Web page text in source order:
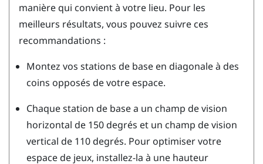
manière qui convient à votre lieu. Pour les
meilleurs résultats, vous pouvez suivre ces
recommandations :
Montez vos stations de base en diagonale à des
coins opposés de votre espace.
Chaque station de base a un champ de vision
horizontal de 150 degrés et un champ de vision
vertical de 110 degrés. Pour optimiser votre
espace de jeux, installez-la à une hauteur